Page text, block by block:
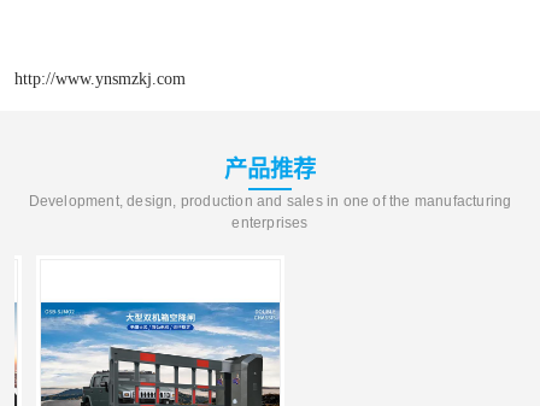
http://www.ynsmzkj.com
产品推荐
Development, design, production and sales in one of the manufacturing
enterprises